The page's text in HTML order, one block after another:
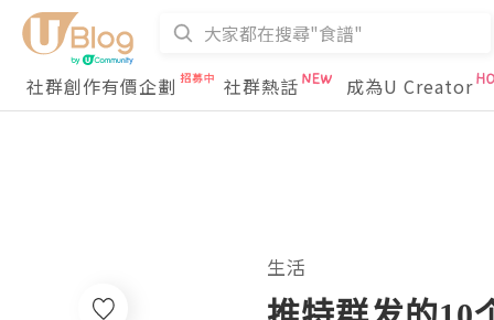
社群創作有價企劃 社群熱話 成為U Creator
生活